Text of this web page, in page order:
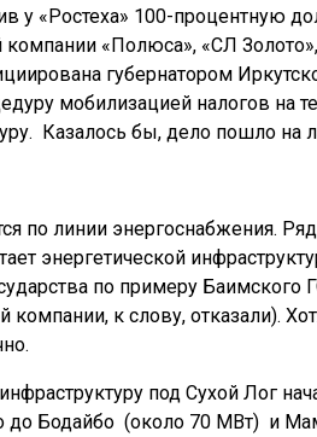
у «Ростеха» 100-процентную
компании «Полюса», «СЛ
губернатором
мобилизацией налогов на
Казалось бы, дело пошло на
линии энергоснабжения. Ряд
энергетической
по примеру
компании, к слову, отказали).
под Сухой Лог
до Бодайбо (около 70 МВт) и